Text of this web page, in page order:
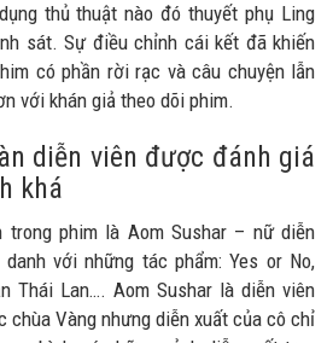
thủ thuật nào đó thuyết phụ Ling
sát. Sự điều chỉnh cái kết đã khiến
có phần rời rạc và câu chuyện lẫn
với khán giả theo dõi phim.
diễn viên được đánh giá
khá
trong phim là Aom Sushar – nữ diễn
với những tác phẩm: Yes or No,
Thái Lan…. Aom Sushar là diễn viên
Vàng nhưng diễn xuất của cô chỉ